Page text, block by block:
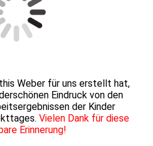
Weber für uns erstellt hat,
Eindruck von den
der Kinder
Vielen Dank für diese
Erinnerung!